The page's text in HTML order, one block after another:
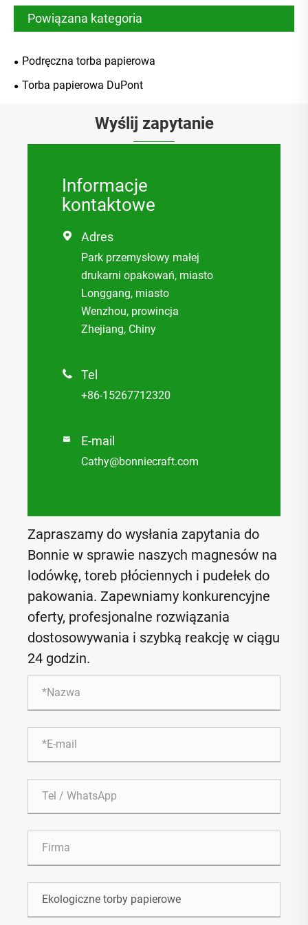
Powiązana kategoria
Podręczna torba papierowa
Torba papierowa DuPont
Wyślij zapytanie
Informacje
kontaktowe
 Adres
Park przemysłowy małej
drukarni opakowań, miasto
Longgang, miasto
Wenzhou, prowincja
Zhejiang, Chiny
 Tel
+86-15267712320
 E-mail
Cathy@bonniecraft.com
Zapraszamy do wysłania zapytania do
Bonnie w sprawie naszych magnesów na
lodówkę, toreb płóciennych i pudełek do
pakowania. Zapewniamy konkurencyjne
oferty, profesjonalne rozwiązania
dostosowywania i szybką reakcję w ciągu
24 godzin.